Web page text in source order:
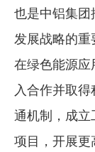
也是中铝集团
发展战略的
在绿色能源应
入合作并取
通机制，成立
项目，开展更